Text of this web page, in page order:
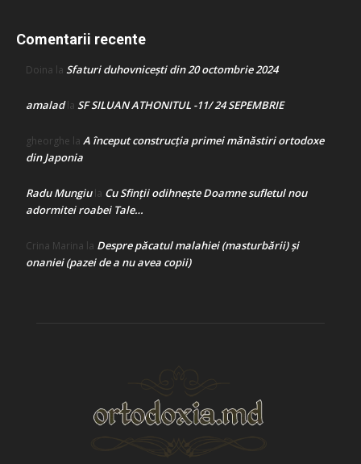
Comentarii recente
Doina la Sfaturi duhovnicești din 20 octombrie 2024
amaladla SF SILUAN ATHONITUL -11/ 24 SEPEMBRIE
gheorghe la A început construcţia primei mănăstiri ortodoxe
din Japonia
Radu Mungiula Cu Sfinții odihnește Doamne sufletul nou
adormitei roabei Tale…
Crina Marina la Despre păcatul malahiei (masturbării) şi
onaniei (pazei de a nu avea copii)